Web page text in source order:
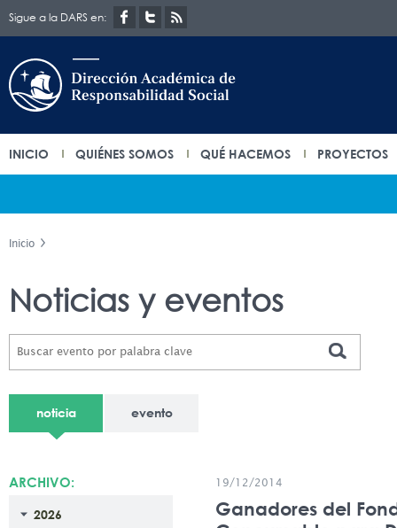
Sigue a la DARS en:
INICIO QUIÉNES SOMOS QUÉ HACEMOS PROYECTOS
Inicio
Noticias y eventos
noticia evento
ARCHIVO:
2026
19/12/2014
Ganadores del